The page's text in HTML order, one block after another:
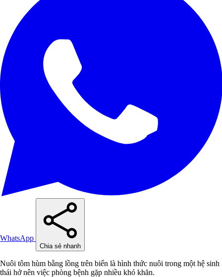
WhatsApp
Chia sẻ nhanh
Nuôi tôm hùm bằng lồng trên biển là hình thức nuôi trong một hệ sinh
thái hở nên việc phòng bệnh gặp nhiều khó khăn.